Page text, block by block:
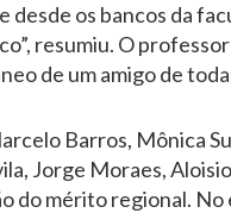
desde os bancos da
resumiu. O
de um amigo de
Barros, Mônica
Jorge Moraes,
do mérito regional.